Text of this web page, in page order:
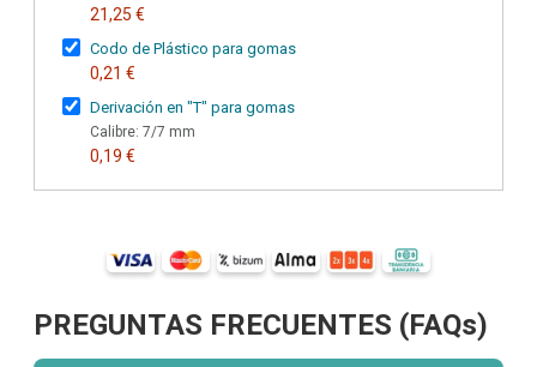
21,25 €
Codo de Plástico para gomas
0,21 €
Derivación en "T" para gomas
Calibre: 7/7 mm
0,19 €
PREGUNTAS FRECUENTES (FAQs)